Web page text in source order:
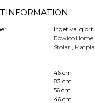
Inget val gjort
Rowico Home
Stolar
46 cm
83 cm
56 cm
46 cm